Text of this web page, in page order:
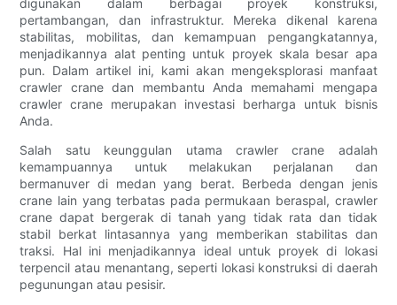
digunakan dalam berbagai proyek konstruksi,
pertambangan, dan infrastruktur. Mereka dikenal karena
stabilitas, mobilitas, dan kemampuan pengangkatannya,
menjadikannya alat penting untuk proyek skala besar apa
pun. Dalam artikel ini, kami akan mengeksplorasi manfaat
crawler crane dan membantu Anda memahami mengapa
crawler crane merupakan investasi berharga untuk bisnis
Anda.
Salah satu keunggulan utama crawler crane adalah
kemampuannya untuk melakukan perjalanan dan
bermanuver di medan yang berat. Berbeda dengan jenis
crane lain yang terbatas pada permukaan beraspal, crawler
crane dapat bergerak di tanah yang tidak rata dan tidak
stabil berkat lintasannya yang memberikan stabilitas dan
traksi. Hal ini menjadikannya ideal untuk proyek di lokasi
terpencil atau menantang, seperti lokasi konstruksi di daerah
pegunungan atau pesisir.